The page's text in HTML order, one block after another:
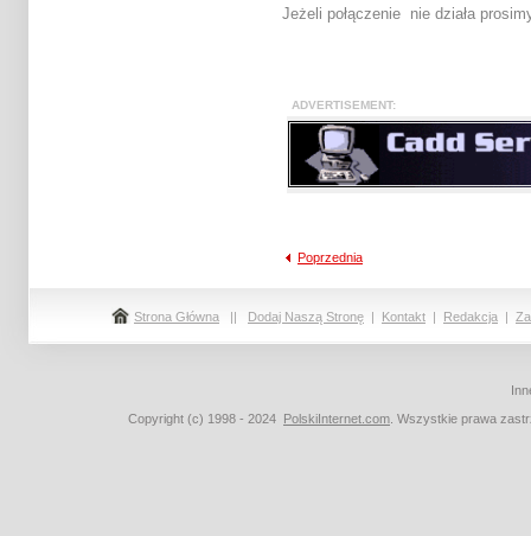
Jeżeli połączenie nie działa
Poprzednia
Strona Główna || Dodaj Naszą Stronę | Kontakt | Redakcja |
Copyright (c) 1998 - 2024 PolskiInternet.com . Wszystkie prawa